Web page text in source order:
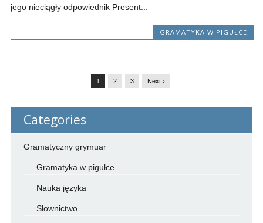
jego nieciągły odpowiednik Present...
GRAMATYKA W PIGUŁCE
1 2 3 Next ›
Categories
Gramatyczny grymuar
Gramatyka w pigułce
Nauka języka
Słownictwo